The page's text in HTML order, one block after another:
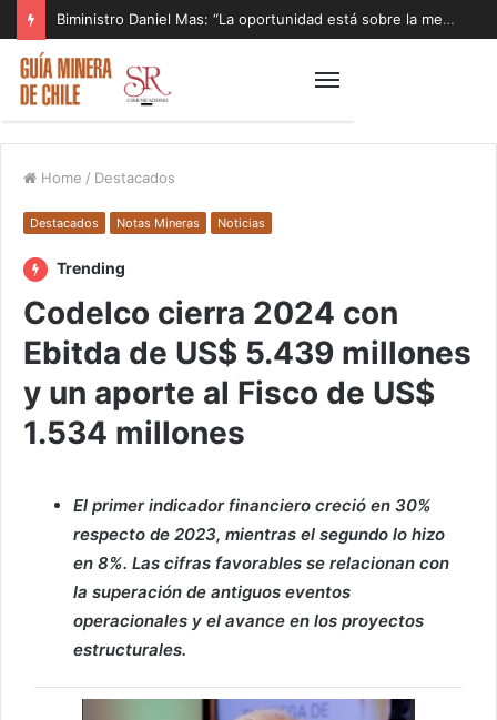
Biministro Daniel Mas: “La oportunidad está sobre la mesa y tenemos que aprovecharla”
Home / Destacados
Destacados Notas Mineras Noticias
Trending
Codelco cierra 2024 con
Ebitda de US$ 5.439 millones
y un aporte al Fisco de US$
1.534 millones
El primer indicador financiero creció en 30%
respecto de 2023, mientras el segundo lo hizo
en 8%. Las cifras favorables se relacionan con
la superación de antiguos eventos
operacionales y el avance en los proyectos
estructurales.